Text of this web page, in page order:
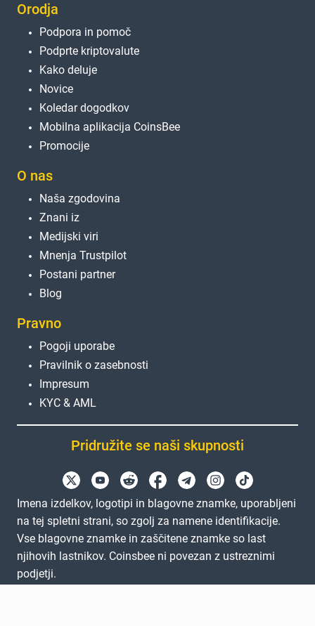
Orodja
Podpora in pomoč
Podprte kriptovalute
Kako deluje
Novice
Koledar dogodkov
Mobilna aplikacija CoinsBee
Promocije
O nas
Naša zgodovina
Znani iz
Medijski viri
Mnenja Trustpilot
Postani partner
Blog
Pravno
Pogoji uporabe
Pravilnik o zasebnosti
Impresum
KYC & AML
Pridružite se naši skupnosti
Imena izdelkov, logotipi in blagovne znamke, uporabljeni
na tej spletni strani, so zgolj za namene identifikacije.
Vse blagovne znamke in zaščitene znamke so last
njihovih lastnikov. Coinsbee ni povezan z ustreznimi
podjetji.